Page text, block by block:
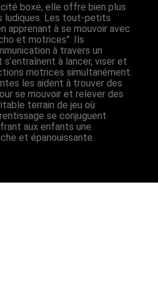
boxe, elle offre bien plus
ludiques. Les tout-petits
apprenant à se mouvoir avec
et motrices". Ils
à travers un
à lancer, viser et
motrices simultanément.
les aident à trouver des
se mouvoir et relever des
terrain de jeu où
se conjuguent
aux enfants une
et épanouissante.